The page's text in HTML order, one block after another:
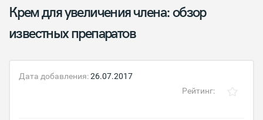
Крем для увеличения члена: обзор
известных препаратов
Дата добавления:26.07.2017
Рейтинг: